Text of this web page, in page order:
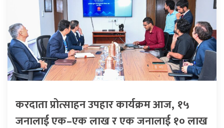
करदाता प्रोत्साहन उपहार कार्यक्रम आज, १५
जनालाई एक–एक लाख र एक जनालाई १० लाख